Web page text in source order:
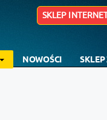
NOWOŚCI
SKLEP